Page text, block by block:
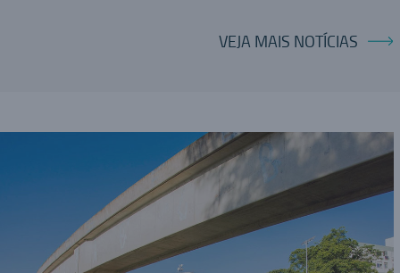
VEJA MAIS NOTÍCIAS